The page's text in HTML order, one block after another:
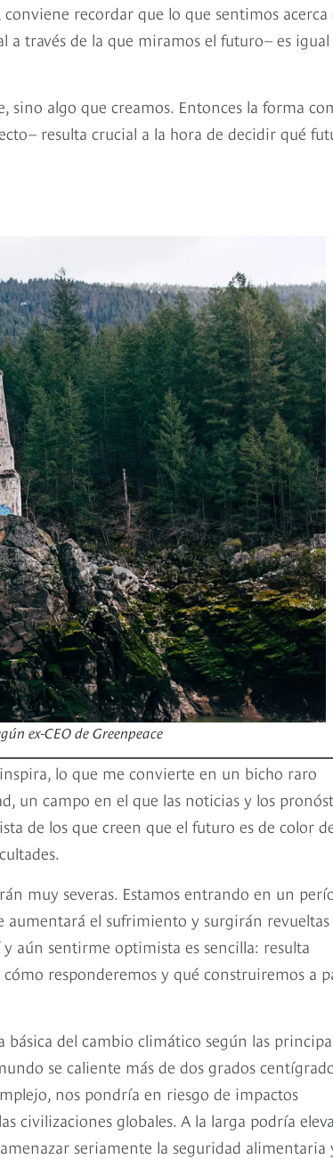
recordar que lo que sentimos acerca
través de la que miramos el futuro– es igual
sino algo que creamos. Entonces la forma
resulta crucial a la hora de decidir qué
ex-CEO de Greenpeace
lo que me convierte en un bicho raro
un campo en el que las noticias y los
de los que creen que el futuro es de color
muy severas. Estamos entrando en un
aumentará el sufrimiento y surgirán revueltas
aún sentirme optimista es sencilla: resulta
responderemos y qué construiremos a
del cambio climático según las
se caliente más de dos grados
nos pondría en riesgo de impactos
civilizaciones globales. A la larga podría
seriamente la seguridad alimentaria